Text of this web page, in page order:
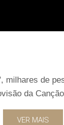
milhares de
da
VER MAIS